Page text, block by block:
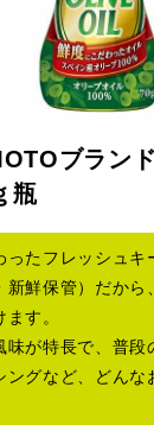
ブラン
瓶
ったフレッシュキ
新鮮保管）だから
す。
味が特長で、普段
ングなど、どんな